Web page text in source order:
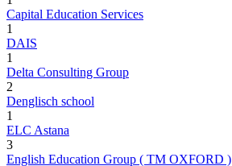
Capital Education Services
1
DAIS
1
Delta Consulting Group
2
Denglisch school
1
ELC Astana
3
English Education Group ( TM OXFORD )